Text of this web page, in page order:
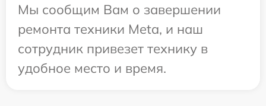
Мы сообщим Вам о завершении
ремонта техники Meta, и наш
сотрудник привезет технику в
удобное место и время.